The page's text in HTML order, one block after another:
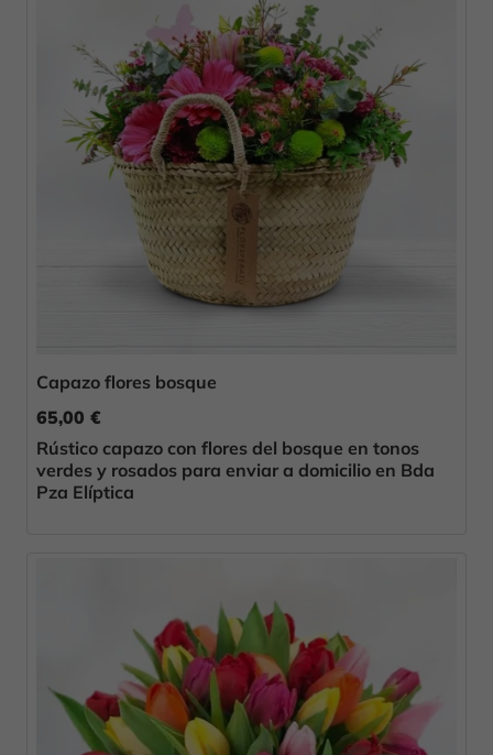
Capazo flores bosque
65,00 €
Rústico capazo con flores del bosque en tonos
verdes y rosados para enviar a domicilio en Bda
Pza Elíptica